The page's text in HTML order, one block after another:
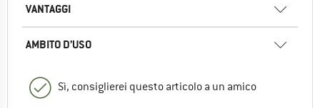
VANTAGGI
AMBITO D’USO
Sì, consiglierei questo articolo a un amico